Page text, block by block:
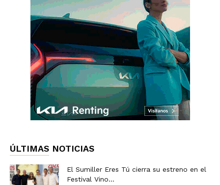
ÚLTIMAS NOTICIAS
El Sumiller Eres Tú cierra su estreno en el
Festival Vino...